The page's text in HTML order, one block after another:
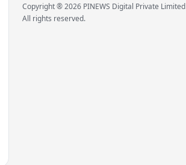
Copyright ®2026 PINEWS Digital Private Limited
All rights reserved.